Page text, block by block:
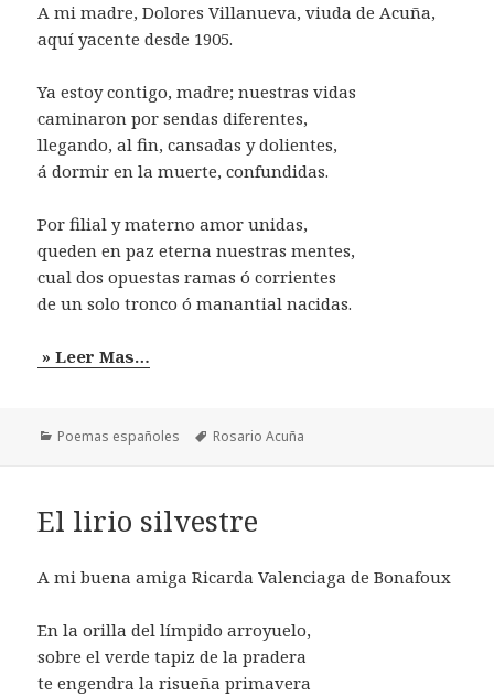
A mi madre, Dolores Villanueva, viuda de Acuña,
aquí yacente desde 1905.
Ya estoy contigo, madre; nuestras vidas
caminaron por sendas diferentes,
llegando, al fin, cansadas y dolientes,
á dormir en la muerte, confundidas.
Por filial y materno amor unidas,
queden en paz eterna nuestras mentes,
cual dos opuestas ramas ó corrientes
de un solo tronco ó manantial nacidas.
» Leer Mas…
Categorías
Poemas españoles Etiquetas
Rosario Acuña
El lirio silvestre
A mi buena amiga Ricarda Valenciaga de Bonafoux
En la orilla del límpido arroyuelo,
sobre el verde tapiz de la pradera
te engendra la risueña primavera